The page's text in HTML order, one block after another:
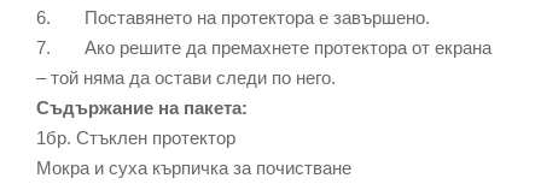
6. Поставянето на протектора е завършено.
7. Ако решите да премахнете протектора от екрана
– той няма да остави следи по него.
Съдържание на пакета:
1бр. Стъклен протектор
Мокра и суха кърпичка за почистване